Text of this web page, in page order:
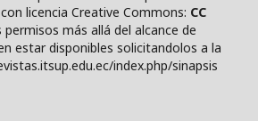
licencia Creative Commons: CC
permisos más allá del alcance de
estar disponibles solicitandolos a la
index.php/sinapsis